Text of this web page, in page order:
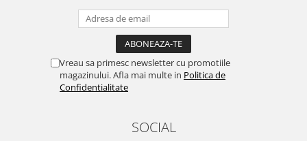
Vreau sa primesc newsletter cu promotiile
magazinului. Afla mai multe in Politica de
Confidentialitate
SOCIAL